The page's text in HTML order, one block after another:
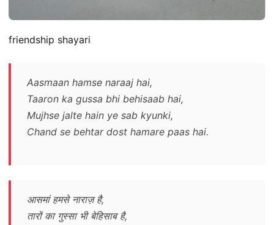
friendship shayari
Aasmaan hamse naraaj hai,
Taaron ka gussa bhi behisaab hai,
Mujhse jalte hain ye sab kyunki,
Chand se behtar dost hamare paas hai.
आसमां हमसे नाराज़ है,
तारों का गुस्सा भी बेहिसाब है,